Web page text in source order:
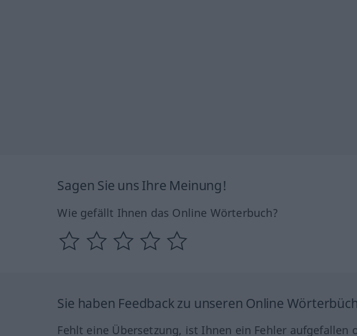
Sagen Sie uns Ihre Meinung!
Wie gefällt Ihnen das Online Wörterbuch?
Sie haben Feedback zu unseren Online
Fehlt eine Übersetzung, ist Ihnen ein Fehler aufgefallen